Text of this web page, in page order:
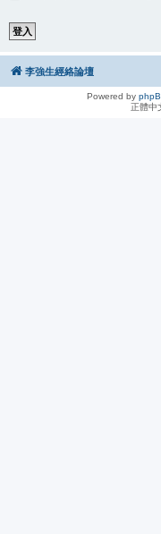
李強生經絡論壇
Powered by
正體中